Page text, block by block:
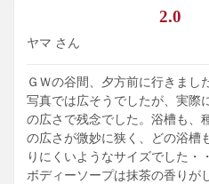
2.0
ヤマ さん
ＧＷの谷間、夕方前に行きまし
写真では広そうでしたが、実際
の広さで残念でした。浴槽も、
の広さが微妙に狭く、どの浴槽
りにくいようなサイズでした・
ボディーソープは抹茶の香りが